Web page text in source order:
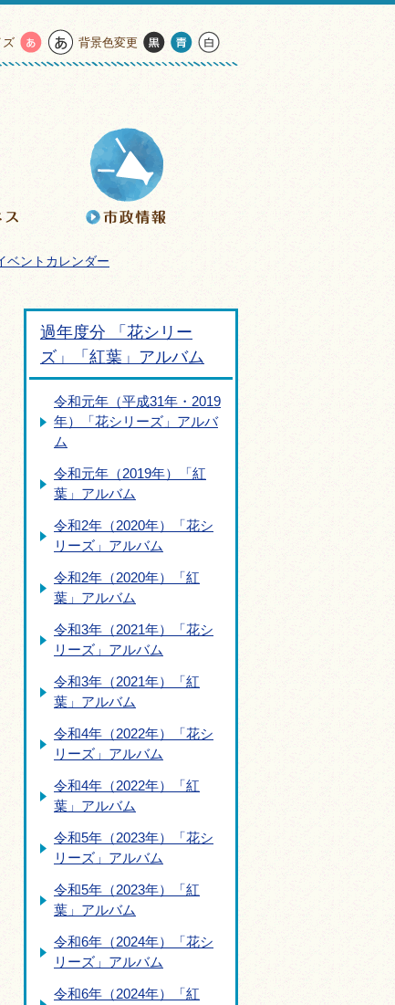
ズ 背景色変更
ベントカレンダー
過年度分 「花シリー
ズ」「紅葉」アルバム
令和元年（平成31年・2019
年）「花シリーズ」アルバ
ム
令和元年（2019年）「紅
葉」アルバム
令和2年（2020年）「花シ
リーズ」アルバム
令和2年（2020年）「紅
葉」アルバム
令和3年（2021年）「花シ
リーズ」アルバム
令和3年（2021年）「紅
葉」アルバム
令和4年（2022年）「花シ
リーズ」アルバム
令和4年（2022年）「紅
葉」アルバム
令和5年（2023年）「花シ
リーズ」アルバム
令和5年（2023年）「紅
葉」アルバム
令和6年（2024年）「花シ
リーズ」アルバム
令和6年（2024年）「紅